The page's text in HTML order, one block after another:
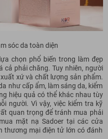
sóc da toàn diện
chọn phổ biến trong làm đẹp
cả phải chăng. Tuy nhiên, người
xứ và chất lượng sản phẩm.
như cấp ẩm, làm sáng da, kiểm
hiệu quả có thể khác nhau tùy
người. Vì vậy, việc kiểm tra kỹ
quan trọng để tránh mua phải
mặt nạ Sadoer tại các cửa
thương mại điện tử lớn có đánh